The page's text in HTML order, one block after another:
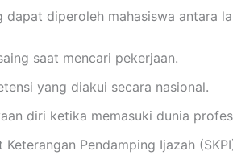
dapat diperoleh mahasiswa antara
saat mencari pekerjaan.
yang diakui secara nasional.
diri ketika memasuki dunia
Pendamping Ijazah